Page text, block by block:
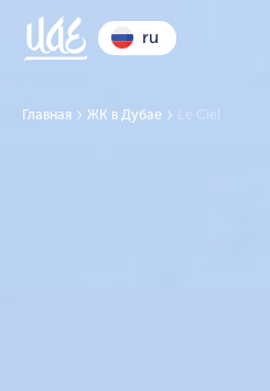
ru
Главная ЖК в Дубае Le Ciel